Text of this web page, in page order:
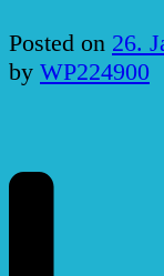
Posted on 26.
by WP224900